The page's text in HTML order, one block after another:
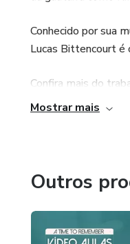
Conhecido por sua
Lucas Bittencourt é
Confira mais do
Mostrar mais
Outros